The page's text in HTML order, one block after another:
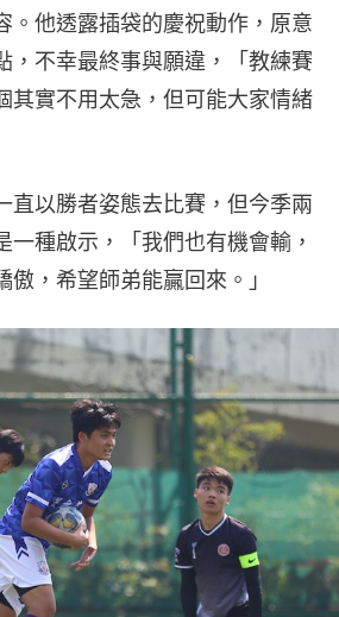
。他透露插袋的慶祝動作，原意
，不幸最終事與願違，「教練賽
其實不用太急，但可能大家情緒
直以勝者姿態去比賽，但今季兩
一種啟示，「我們也有機會輸，
，希望師弟能贏回來。」